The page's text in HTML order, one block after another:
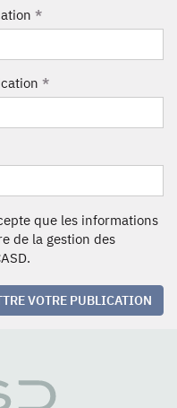
*
*
que les informations
de la gestion des
VOTRE PUBLICATION